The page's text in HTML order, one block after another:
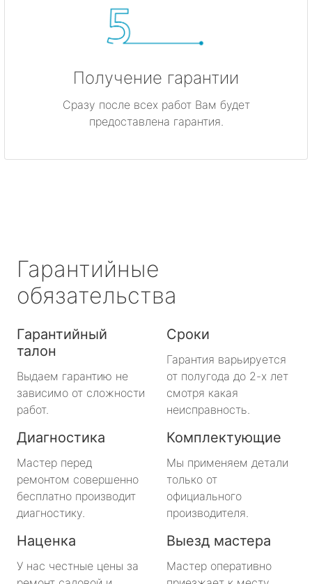
Получение гарантии
Сразу после всех работ Вам будет
предоставлена гарантия.
Гарантийные
обязательства
Гарантийный
талон
Выдаем гарантию не
зависимо от сложности
работ.
Сроки
Гарантия варьируется
от полугода до 2-х лет
смотря какая
неисправность.
Диагностика
Мастер перед
ремонтом совершенно
бесплатно производит
диагностику.
Комплектующие
Мы применяем детали
только от
официального
производителя.
Наценка
У нас честные цены за
Выезд мастера
Мастер оперативно